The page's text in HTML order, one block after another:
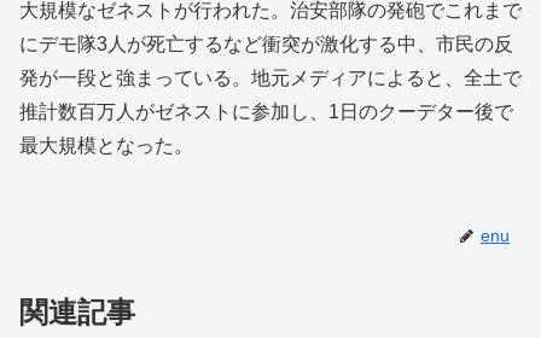
大規模なゼネストが行われた。治安部隊の発砲でこれまで
にデモ隊3人が死亡するなど衝突が激化する中、市民の反
発が一段と強まっている。地元メディアによると、全土で
推計数百万人がゼネストに参加し、1日のクーデター後で
最大規模となった。
enu
関連記事